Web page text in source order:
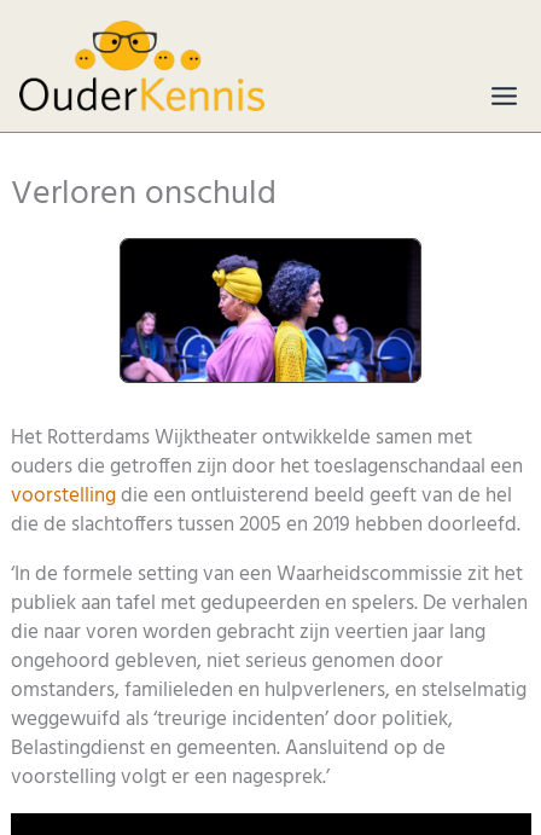
inhoud
Verloren onschuld
Het Rotterdams Wijktheater ontwikkelde samen met
ouders die getroffen zijn door het toeslagenschandaal een
voorstellingdie een ontluisterend beeld geeft van de hel
die de slachtoffers tussen 2005 en 2019 hebben doorleefd.
‘In de formele setting van een Waarheidscommissie zit het
publiek aan tafel met gedupeerden en spelers. De verhalen
die naar voren worden gebracht zijn veertien jaar lang
ongehoord gebleven, niet serieus genomen door
omstanders, familieleden en hulpverleners, en stelselmatig
weggewuifd als ‘treurige incidenten’ door politiek,
Belastingdienst en gemeenten. Aansluitend op de
voorstelling volgt er een nagesprek.’